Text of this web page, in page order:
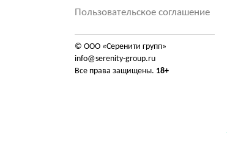
Пользовательское соглашение
© ООО «Серенити групп»
info@serenity-group.ru
Все права защищены. 18+